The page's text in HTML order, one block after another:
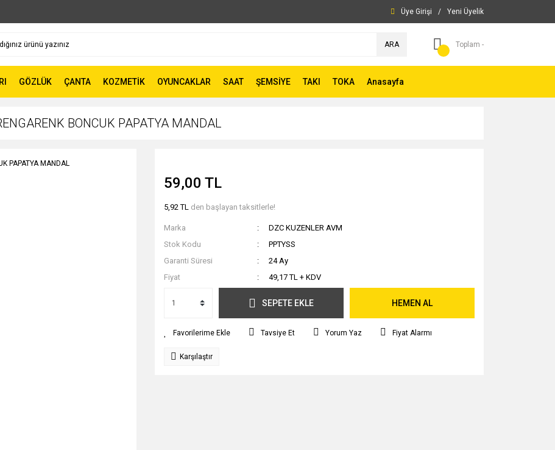
Üye Girişi / Yeni Üyelik
ARA Toplam -
GÖZLÜK ÇANTA KOZMETİK OYUNCAKLAR SAAT ŞEMSİYE TAKI TOKA Anasayfa
BONCUK PAPATYA MANDAL
59,00 TL
5,92 TL den başlayan taksitlerle!
Marka
DZC KUZENLER AVM
Stok Kodu
PPTYSS
Garanti Süresi
24 Ay
Fiyat
49,17 TL + KDV
SEPETE EKLE HEMEN AL
Tavsiye Et Yorum Yaz Fiyat Alarmı
Karşılaştır